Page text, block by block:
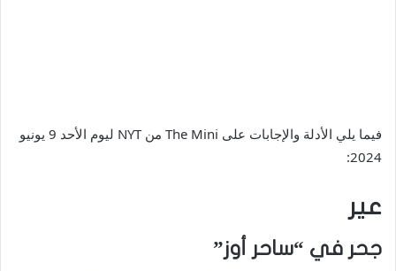
فيما يلي الأدلة والإجابات على The Mini من NYT ليوم الأحد 9 يونيو
2024:
عير
جحر في “ساحر أوز”